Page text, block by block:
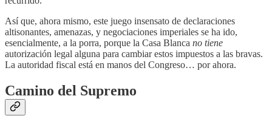
Así que, ahora mismo, este juego insensato de declaraciones
altisonantes, amenazas, y negociaciones imperiales se ha ido,
esencialmente, a la porra, porque la Casa Blanca no tiene
autorización legal alguna para cambiar estos impuestos a las bravas.
La autoridad fiscal está en manos del Congreso… por ahora.
Camino del Supremo